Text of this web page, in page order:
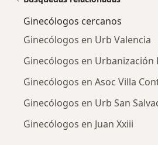
Ginecólogos cercanos
Ginecólogos en Urb Valencia
Ginecólogos en Urbanización
Ginecólogos en Asoc Villa
Ginecólogos en Urb San
Ginecólogos en Juan Xxiii